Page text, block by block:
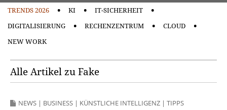
TRENDS 2026 KI
IT-SICHERHEIT
DIGITALISIERUNG
RECHENZENTRUM
CLOUD
NEW WORK
Alle Artikel zu Fake
NEWS | BUSINESS | KÜNSTLICHE INTELLIGENZ | TIPPS